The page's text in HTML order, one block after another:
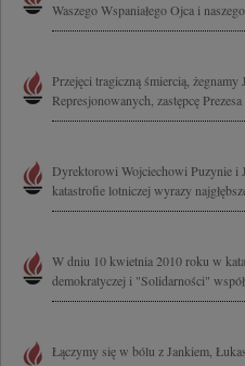
Waszego Wspaniałego Ojca i
Przejęci tragiczną śmiercią,
Represjonowanych, zastępcę
Dyrektorowi Wojciechowi Puzynie i
katastrofie lotniczej wyrazy
W dniu 10 kwietnia 2010 roku w
demokratyczej i "Solidarności"
Łączymy się w bólu z Jankiem,